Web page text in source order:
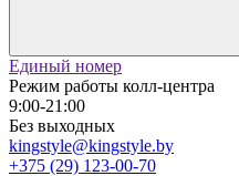
Единый номер
Режим работы колл-центра
9:00-21:00
Без выходных
kingstyle@kingstyle.by
+375 (29) 123-00-70